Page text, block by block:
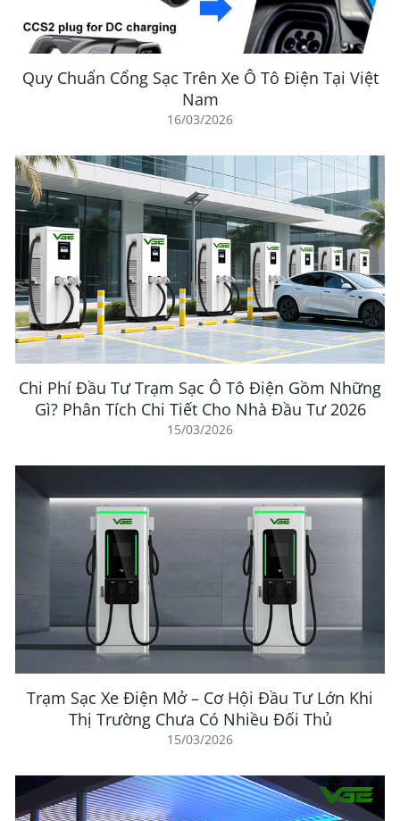
Quy Chuẩn Cổng Sạc Trên Xe Ô Tô Điện Tại Việt
Nam
16/03/2026
Chi Phí Đầu Tư Trạm Sạc Ô Tô Điện Gồm Những
Gì? Phân Tích Chi Tiết Cho Nhà Đầu Tư 2026
15/03/2026
Trạm Sạc Xe Điện Mở – Cơ Hội Đầu Tư Lớn Khi
Thị Trường Chưa Có Nhiều Đối Thủ
15/03/2026